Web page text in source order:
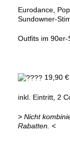
Eurodance,
Outfits im
19,90
inkl. Eintritt, 2
> Nicht
Rabatten. <